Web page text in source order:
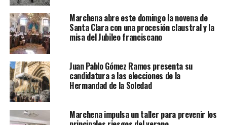
Marchena abre este domingo la novena de
Santa Clara con una procesión claustral y la
misa del Jubileo franciscano
Juan Pablo Gómez Ramos presenta su
candidatura a las elecciones de la
Hermandad de la Soledad
Marchena impulsa un taller para prevenir los